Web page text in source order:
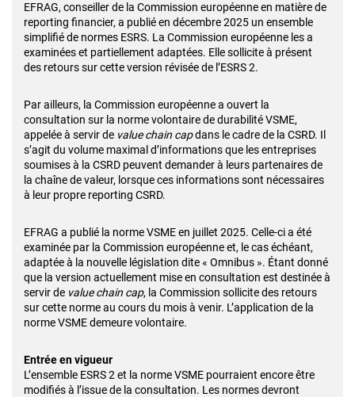
EFRAG, conseiller de la Commission européenne en matière de
reporting financier, a publié en décembre 2025 un ensemble
simplifié de normes ESRS. La Commission européenne les a
examinées et partiellement adaptées. Elle sollicite à présent
des retours sur cette version révisée de l’ESRS 2.
Par ailleurs, la Commission européenne a ouvert la
consultation sur la norme volontaire de durabilité VSME,
appelée à servir de value chain capdans le cadre de la CSRD. Il
s’agit du volume maximal d’informations que les entreprises
soumises à la CSRD peuvent demander à leurs partenaires de
la chaîne de valeur, lorsque ces informations sont nécessaires
à leur propre reporting CSRD.
EFRAG a publié la norme VSME en juillet 2025. Celle-ci a été
examinée par la Commission européenne et, le cas échéant,
adaptée à la nouvelle législation dite « Omnibus ». Étant donné
que la version actuellement mise en consultation est destinée à
servir de value chain cap, la Commission sollicite des retours
sur cette norme au cours du mois à venir. L’application de la
norme VSME demeure volontaire.
Entrée en vigueur
L’ensemble ESRS 2 et la norme VSME pourraient encore être
modifiés à l’issue de la consultation. Les normes devront